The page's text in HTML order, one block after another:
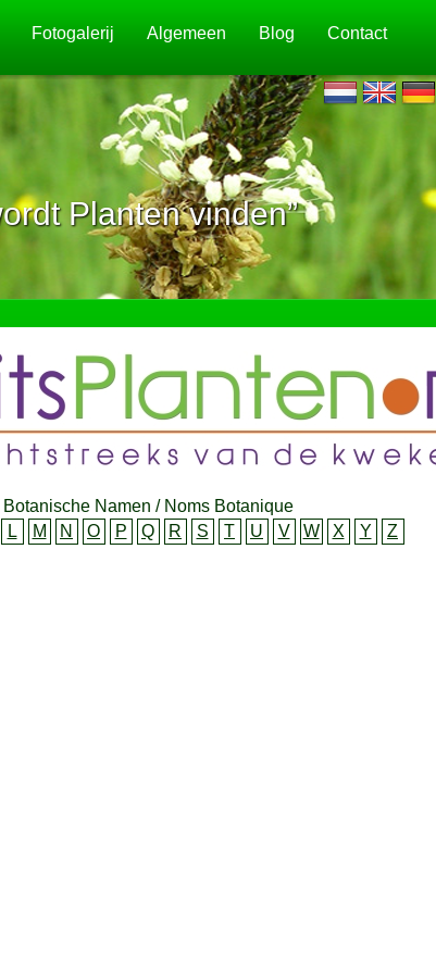
Fotogalerij Algemeen Blog Contact
Planten vinden”
Namen / Noms Botanique
L M N O P Q R S T U V W X Y
Z